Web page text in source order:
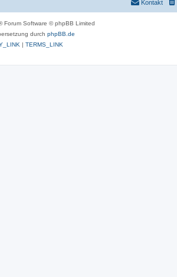
Kontakt
Forum Software © phpBB Limited
durch phpBB.de
| TERMS_LINK